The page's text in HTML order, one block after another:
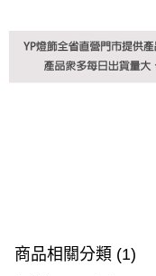
商品相關分類 (1)